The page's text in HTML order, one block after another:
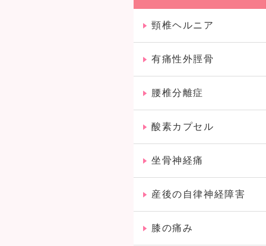
頸椎ヘルニア
有痛性外脛骨
腰椎分離症
酸素カプセル
坐骨神経痛
産後の自律神経障害
膝の痛み